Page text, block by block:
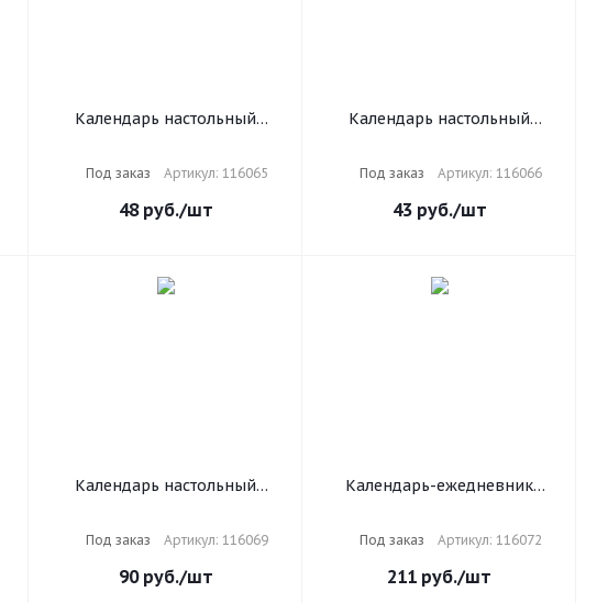
Календарь настольный
блок газет 1 краска 4 сезона,
STAFF, СИМВОЛИКА, 116065
Под заказ Артикул: 116065
48руб./шт
Календарь настольный
блок газет 1 краска 4 сезона,
STAFF, ОФИСНЫЙ, 116066
Под заказ Артикул: 116066
43руб./шт
Календарь настольный
блок офсет, цветной, 2
краски, STAFF, ПРИРОДА,
116069
Под заказ Артикул: 116069
90руб./шт
Календарь-ежедневник
год, "ОФИС", 320 л., блок
офсет, 2 краски, BRAUBERG,
116072
Под заказ Артикул: 116072
211 руб./шт